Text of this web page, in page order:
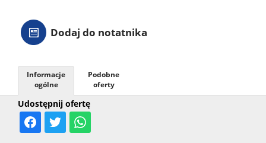
Dodaj do notatnika
Udostępnij ofertę
Informacje
ogólne
Podobne
oferty